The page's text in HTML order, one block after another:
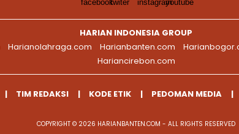
HARIAN INDONESIA GROUP
Harianolahraga.com Harianbanten.com
Hariancirebon.com
TIM REDAKSI KODE ETIK PEDOMAN MEDIA
COPYRIGHT © 2026 HARIANBANTEN.COM - ALL RIGHTS RESERVED